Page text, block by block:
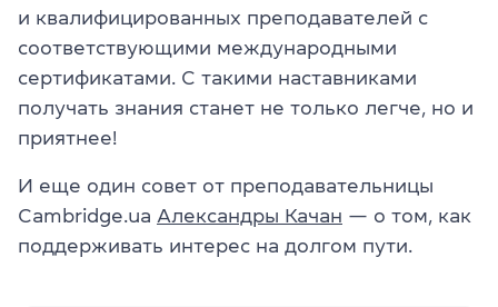
и квалифицированных преподавателей с
соответствующими международными
сертификатами. С такими наставниками
получать знания станет не только легче, но и
приятнее!
И еще один совет от преподавательницы
Cambridge.ua Александры Качан — о том, как
поддерживать интерес на долгом пути.